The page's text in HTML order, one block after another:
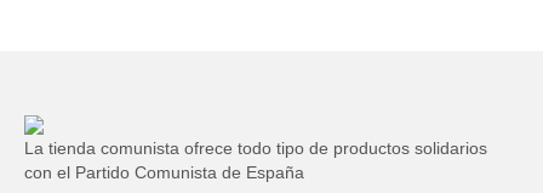
La tienda comunista ofrece todo tipo de productos solidarios
con el Partido Comunista de España